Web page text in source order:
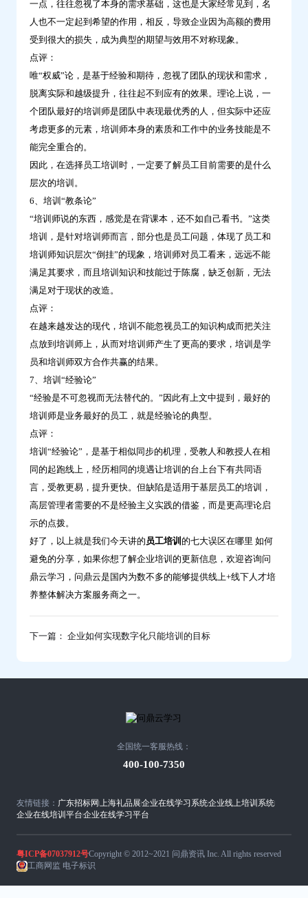
一点，往往忽视了本身的需求基础，这也是大家经常见到，名
人也不一定起到希望的作用，相反，导致企业因为高额的费用
受到很大的损失，成为典型的期望与效用不对称现象。
点评：
唯“权威”论，是基于经验和期待，忽视了团队的现状和需求，
脱离实际和越级提升，往往起不到应有的效果。理论上说，一
个团队最好的培训师是团队中表现最优秀的人，但实际中还应
考虑更多的元素，培训师本身的素质和工作中的业务技能是不
能完全重合的。
因此，在选择员工培训时，一定要了解员工目前需要的是什么
层次的培训。
6、培训“教条论”
“培训师说的东西，感觉是在背课本，还不如自己看书。”这类
培训，是针对培训师而言，部分也是员工问题，体现了员工和
培训师知识层次“倒挂”的现象，培训师对员工看来，远远不能
满足其要求，而且培训知识和技能过于陈腐，缺乏创新，无法
满足对于现状的改造。
点评：
在越来越发达的现代，培训不能忽视员工的知识构成而把关注
点放到培训师上，从而对培训师产生了更高的要求，培训是学
员和培训师双方合作共赢的结果。
7、培训“经验论”
“经验是不可忽视而无法替代的。”因此有上文中提到，最好的
培训师是业务最好的员工，就是经验论的典型。
点评：
培训“经验论”，是基于相似同步的机理，受教人和教授人在相
同的起跑线上，经历相同的境遇让培训的台上台下有共同语
言，受教更易，提升更快。但缺陷是适用于基层员工的培训，
高层管理者需要的不是经验主义实践的借鉴，而是更高理论启
示的点拨。
好了，以上就是我们今天讲的 员工培训 的七大误区在哪里 如何
避免的分享，如果你想了解企业培训的更新信息，欢迎咨询问
鼎云学习，问鼎云是国内为数不多的能够提供线上+线下人才培
养整体解决方案服务商之一。
下一篇： 企业如何实现数字化只能培训的目标
友情链接： 广东招标网 上海礼品展企业在线学习系统企业线上培训系统
企业在线培训平台企业在线学习平台
全国统一客服热线：
400-100-7350
粤ICP备07037912号Copyright © 2012~2021 问鼎资讯 Inc. All rights reserved
工商网监 电子标识